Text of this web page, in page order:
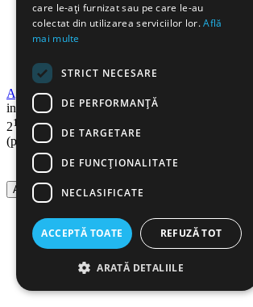
Agrafe birou, 33 mm, 100 buc/cutie, DELI
in stoc
210 Lei
(pret cu TVA inclus)
Adauga in cos
care le-ați furnizat sau pe care le-au
colectat din utilizarea serviciilor lor.Află
mai multe
STRICT NECESARE
DE PERFORMANȚĂ
DE TARGETARE
DE FUNCŢIONALITATE
NECLASIFICATE
ACCEPTĂ TOATE REFUZĂ TOT
ARATĂ DETALIILE